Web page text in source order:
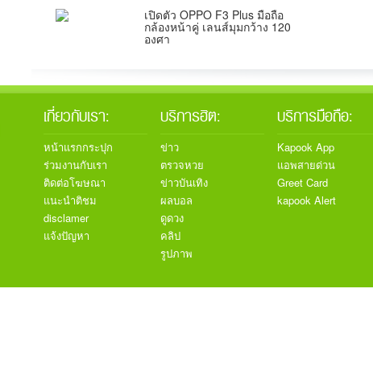
เปิดตัว OPPO F3 Plus มือถือ
กล้องหน้าคู่ เลนส์มุมกว้าง 120
องศา
เกี่ยวกับเรา:
หน้าแรกกระปุก
ร่วมงานกับเรา
ติดต่อโฆษณา
แนะนำติชม
disclamer
แจ้งปัญหา
บริการฮิต:
ข่าว
ตรวจหวย
ข่าวบันเทิง
ผลบอล
ดูดวง
คลิป
รูปภาพ
บริการมือถือ:
Kapook App
แอพสายด่วน
Greet Card
kapook Alert